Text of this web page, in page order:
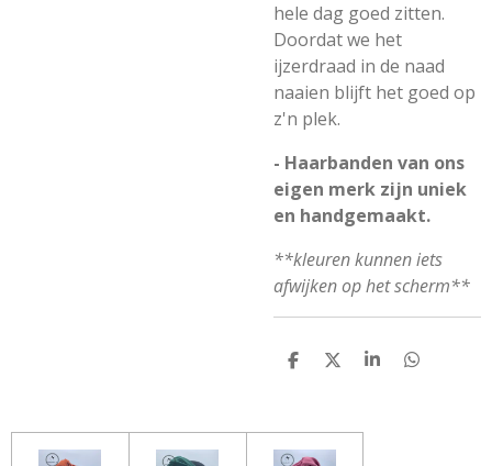
hele dag goed zitten.
Doordat we het
ijzerdraad in de naad
naaien blijft het goed op
z'n plek.
- Haarbanden van ons
eigen merk zijn uniek
en handgemaakt.
**kleuren kunnen iets
afwijken op het scherm**
D
N
D
S
D